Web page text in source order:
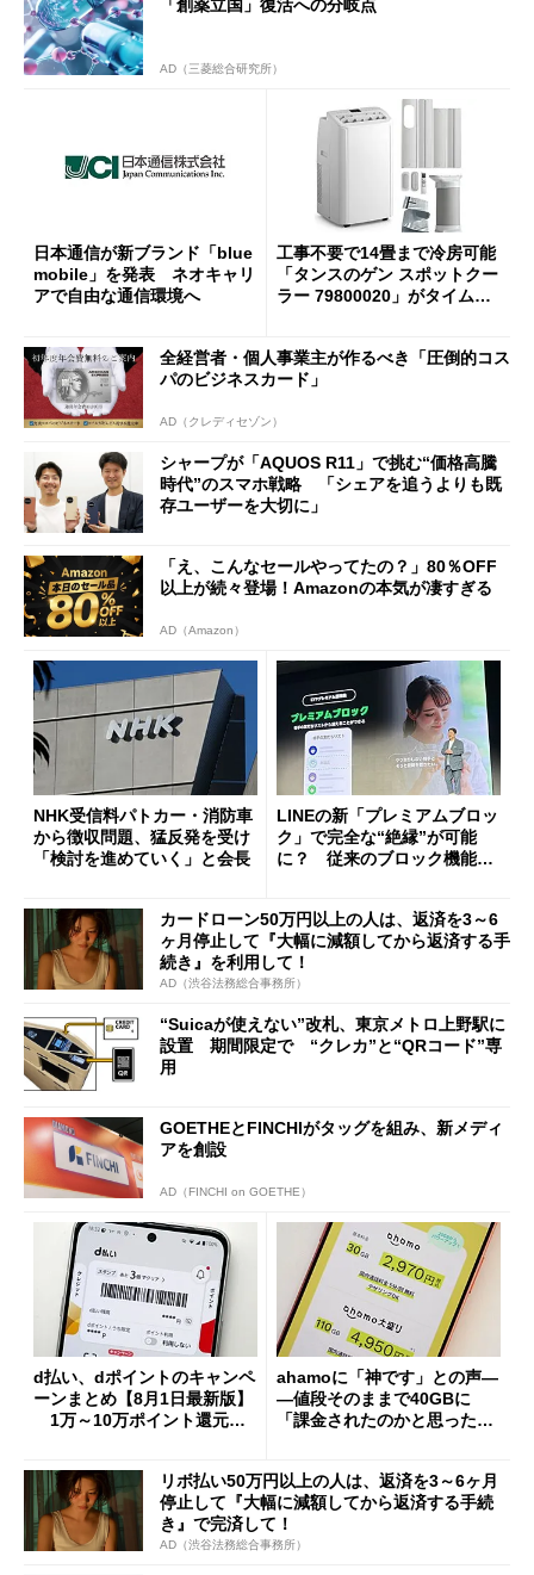
「創薬立国」復活への分岐点
AD（三菱総合研究所）
日本通信が新ブランド「blue
mobile」を発表 ネオキャリ
アで自由な通信環境へ
工事不要で14畳まで冷房可能
「タンスのゲン スポットクー
ラー 79800020」がタイムセ
全経営者・個人事業主が作るべき「圧倒的コス
パのビジネスカード」
AD（クレディセゾン）
シャープが「AQUOS R11」で挑む“価格高騰
時代”のスマホ戦略 「シェアを追うよりも既
存ユーザーを大切に」
「え、こんなセールやってたの？」80％OFF
以上が続々登場！Amazonの本気が凄すぎる
AD（Amazon）
NHK受信料パトカー・消防車
から徴収問題、猛反発を受け
「検討を進めていく」と会長
LINEの新「プレミアムブロッ
ク」で完全な“絶縁”が可能
に？ 従来のブロック機能と
カードローン50万円以上の人は、返済を3～6
ヶ月停止して『大幅に減額してから返済する手
続き』を利用して！
AD（渋谷法務総合事務所）
“Suicaが使えない”改札、東京メトロ上野駅に
設置 期間限定で “クレカ”と“QRコード”専
用
GOETHEとFINCHIがタッグを組み、新メディ
アを創設
AD（FINCHI on GOETHE）
d払い、dポイントのキャンペ
ーンまとめ【8月1日最新版】
1万～10万ポイント還元の
ahamoに「神です」との声―
―値段そのままで40GBに
「課金されたのかと思った」
リボ払い50万円以上の人は、返済を3～6ヶ月
停止して『大幅に減額してから返済する手続
き』で完済して！
AD（渋谷法務総合事務所）